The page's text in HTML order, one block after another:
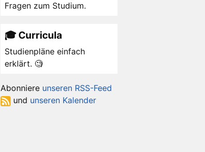
Fragen zum Studium.
🎓 Curricula
Studienpläne einfach
erklärt. 🧐
Abonniere unseren RSS-Feed
und unseren Kalender